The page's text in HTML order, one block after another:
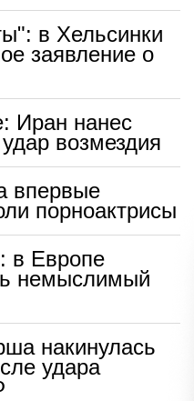
в Хельсинки
заявление о
Иран нанес
возмездия
впервые
порноактрисы
Европе
немыслимый
накинулась
удара